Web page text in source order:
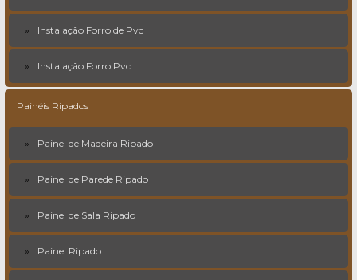
Instalação Forro de Pvc
Instalação Forro Pvc
Painéis Ripados
Painel de Madeira Ripado
Painel de Parede Ripado
Painel de Sala Ripado
Painel Ripado